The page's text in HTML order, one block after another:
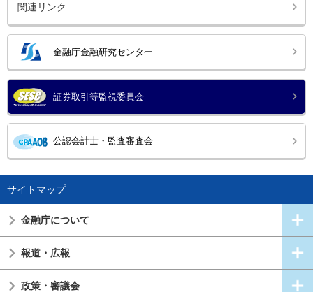
関連リンク
金融庁金融研究センター
証券取引等監視委員会
公認会計士・監査審査会
サイトマップ
金融庁について
報道・広報
政策・審議会